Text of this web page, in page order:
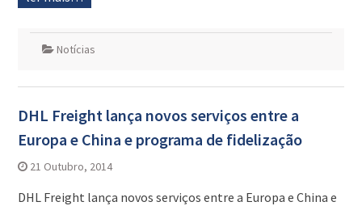
Notícias
DHL Freight lança novos serviços entre a
Europa e China e programa de fidelização
21 Outubro, 2014
DHL Freight lança novos serviços entre a Europa e China e